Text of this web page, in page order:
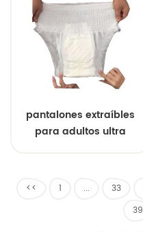
pantalones extraíbles
para adultos ultra
<< 1 ... 33
39